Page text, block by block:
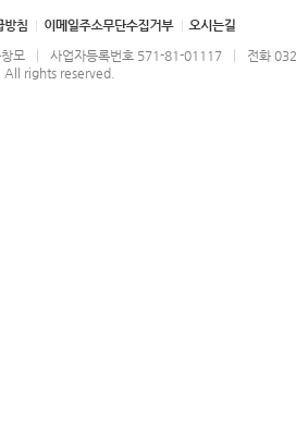
창모 │ 사업자등록번호 571-81-01117 │ 전화
All rights reserved.